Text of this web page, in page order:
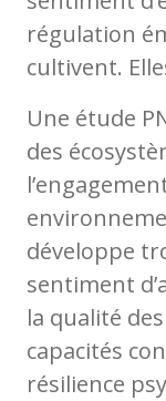
régulation
cultivent.
Une étude
des
développe
sentiment
la qualité
capacités
résilience